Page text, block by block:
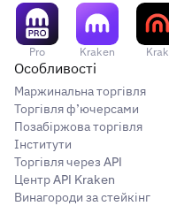
Pro Kraken Krak
Особливості
Маржинальна торгівля
Торгівля ф’ючерсами
Позабіржова торгівля
Інститути
Торгівля через API
Центр API Kraken
Винагороди за стейкінг